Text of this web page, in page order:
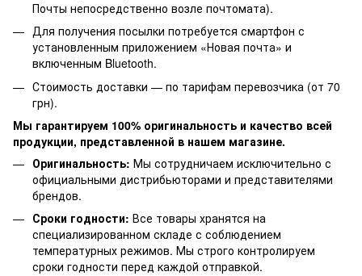
Почты непосредственно возле почтомата).
Для получения посылки потребуется смартфон с
установленным приложением «Новая почта» и
включенным Bluetooth.
Стоимость доставки — по тарифам перевозчика (от 70
грн).
Мы гарантируем 100% оригинальность и качество всей
продукции, представленной в нашем магазине.
Оригинальность: Мы сотрудничаем исключительно с
официальными дистрибьюторами и представителями
брендов.
Сроки годности: Все товары хранятся на
специализированном складе с соблюдением
температурных режимов. Мы строго контролируем
сроки годности перед каждой отправкой.